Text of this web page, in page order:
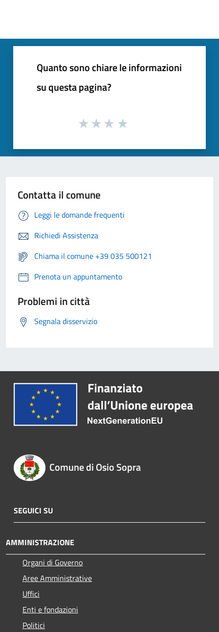
Quanto sono chiare le informazioni
su questa pagina?
Contatta il comune
Leggi le domande frequenti
Richiedi Assistenza
Chiama il comune +39 035 500121
Prenota un appuntamento
Problemi in città
Segnala disservizio
Comune di Osio Sopra
SEGUICI SU
AMMINISTRAZIONE
Organi di Governo
Aree Amministrative
Uffici
Enti e fondazioni
Politici